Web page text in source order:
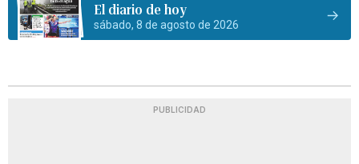
El diario de hoy
sábado, 8 de agosto de 2026
PUBLICIDAD